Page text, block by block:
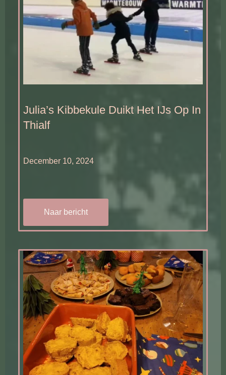
Julia’s Kibbekule Duikt Het IJs Op In
Thialf
December 10, 2024
Naar bericht